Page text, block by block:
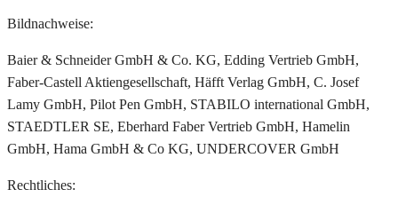
Bildnachweise:
Baier & Schneider GmbH & Co. KG, Edding Vertrieb GmbH,
Faber-Castell Aktiengesellschaft, Häfft Verlag GmbH, C. Josef
Lamy GmbH, Pilot Pen GmbH, STABILO international GmbH,
STAEDTLER SE, Eberhard Faber Vertrieb GmbH, Hamelin
GmbH, Hama GmbH & Co KG, UNDERCOVER GmbH
Rechtliches: